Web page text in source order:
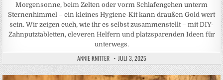
Morgensonne, beim Zelten oder vorm Schlafengehen unterm
Sternenhimmel – ein kleines Hygiene-Kit kann draußen Gold wert
sein. Wir zeigen euch, wie ihr es selbst zusammenstellt – mit DIY-
Zahnputztabletten, cleveren Helfern und platzsparenden Ideen für
unterwegs.
ANNIE KNITTER JULI 3, 2025